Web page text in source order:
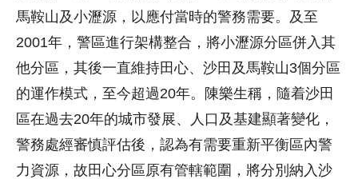
馬鞍山及小瀝源，以應付當時的警務需要。及至
2001年，警區進行架構整合，將小瀝源分區併入其
他分區，其後一直維持田心、沙田及馬鞍山3個分區
的運作模式，至今超過20年。陳樂生稱，隨着沙田
區在過去20年的城市發展、人口及基建顯著變化，
警務處經審慎評估後，認為有需要重新平衡區內警
力資源，故田心分區原有管轄範圍，將分別納入沙